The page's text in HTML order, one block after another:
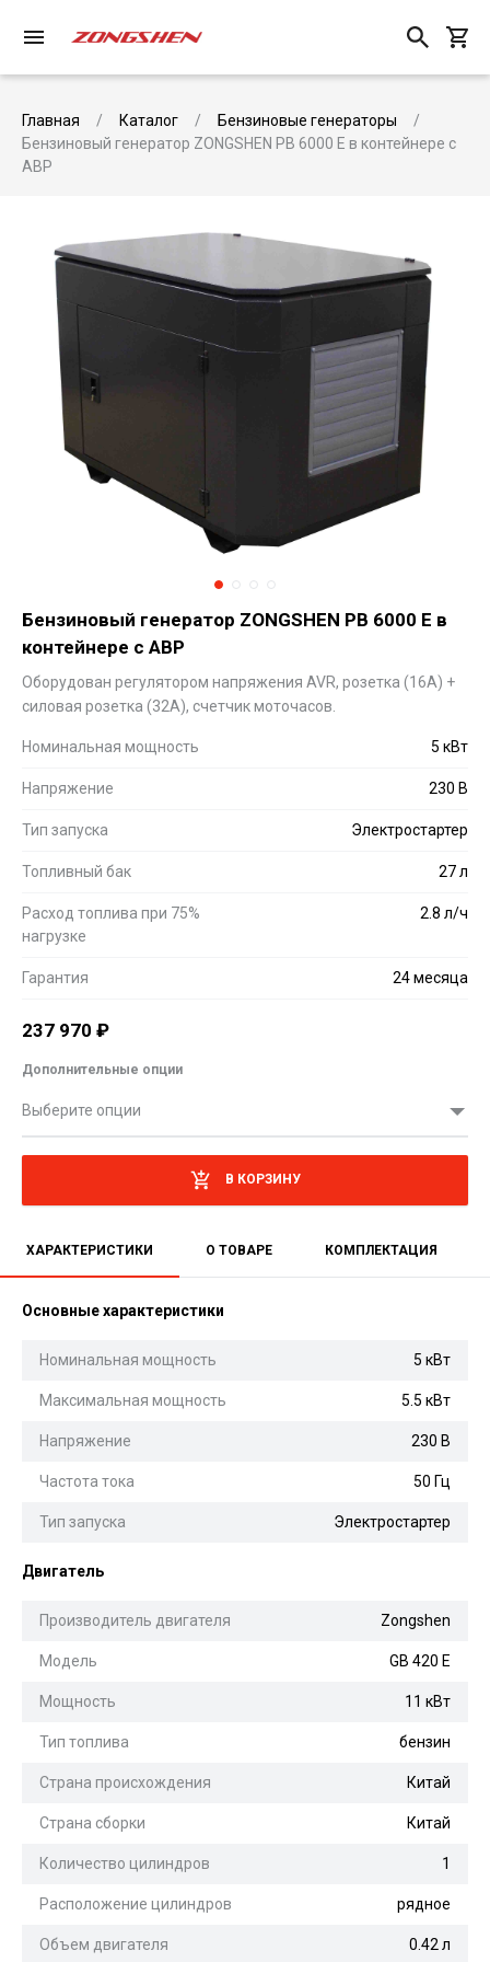
Главная Каталог
Бензиновые генераторы
Бензиновый генератор ZONGSHEN PB 6000 E в контейнере с
АВР
Бензиновый генератор ZONGSHEN PB 6000 E в
контейнере с АВР
Оборудован регулятором напряжения AVR, розетка (16A) +
силовая розетка (32А), счетчик моточасов.
Номинальная мощность 5 кВт
Напряжение 230 В
Тип запуска Электростартер
Топливный бак 27 л
Расход топлива при 75%
нагрузке
2.8 л/ч
Гарантия 24 месяца
237 970 ₽
Дополнительные опции
Выберите опции
В КОРЗИНУ
ХАРАКТЕРИСТИКИ О ТОВАРЕ КОМПЛЕКТАЦИЯ
Основные характеристики
Номинальная мощность 5 кВт
Максимальная мощность 5.5 кВт
Напряжение 230 В
Частота тока 50 Гц
Тип запуска Электростартер
Двигатель
Производитель двигателя Zongshen
Модель GB 420 E
Мощность 11 кВт
Тип топлива бензин
Страна происхождения Китай
Страна сборки Китай
Количество цилиндров 1
Расположение цилиндров рядное
Объем двигателя 0.42 л